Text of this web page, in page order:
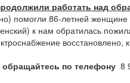
работать над
помогли 86-летней
к нам обратилась
восстановлено,
по телефону 8